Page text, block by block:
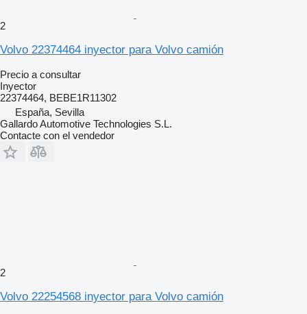
2
Volvo 22374464 inyector para Volvo camión
Precio a consultar
Inyector
22374464, BEBE1R11302
España, Sevilla
Gallardo Automotive Technologies S.L.
Contacte con el vendedor
2
Volvo 22254568 inyector para Volvo camión